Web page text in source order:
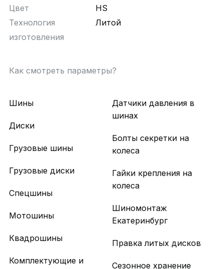
Цвет
HS
Технология
изготовления
Литой
Как смотреть параметры?
Шины
Диски
Грузовые шины
Грузовые диски
Спецшины
Мотошины
Квадрошины
Комплектующие и
Датчики давления в
шинах
Болты секретки на
колеса
Гайки крепления на
колеса
Шиномонтаж
Екатеринбург
Правка литых дисков
Сезонное хранение